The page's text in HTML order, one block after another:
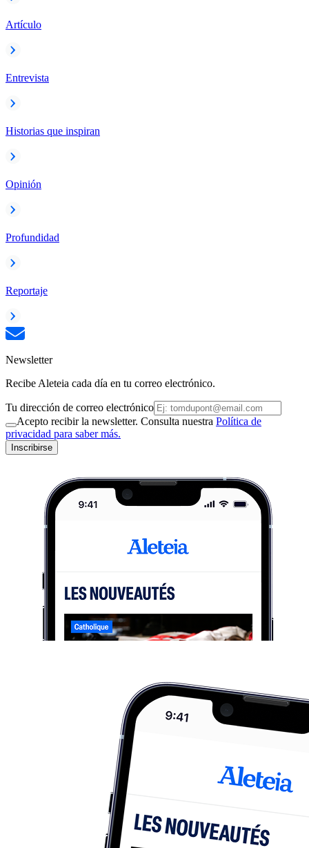
Artículo
Entrevista
Historias que inspiran
Opinión
Profundidad
Reportaje
Newsletter
Recibe Aleteia cada día en tu correo electrónico.
Tu dirección de correo electrónico
Acepto recibir la newsletter. Consulta nuestra Política de
privacidad para saber más.
Inscribirse